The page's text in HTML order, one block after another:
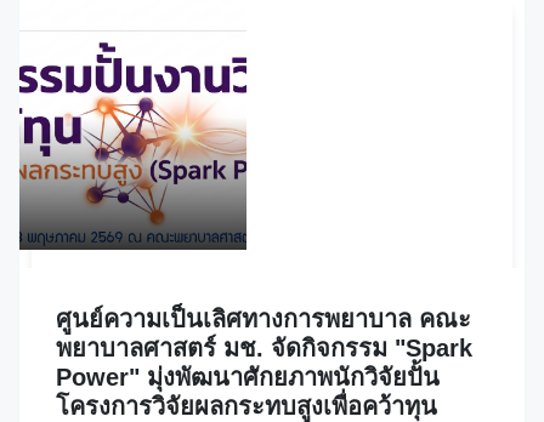
ศูนย์ความเป็นเลิศทางการพยาบาล คณะ
พยาบาลศาสตร์ มช. จัดกิจกรรม "Spark
Power" มุ่งพัฒนาศักยภาพนักวิจัยปั้น
โครงการวิจัยผลกระทบสูงเพื่อคว้าทุน